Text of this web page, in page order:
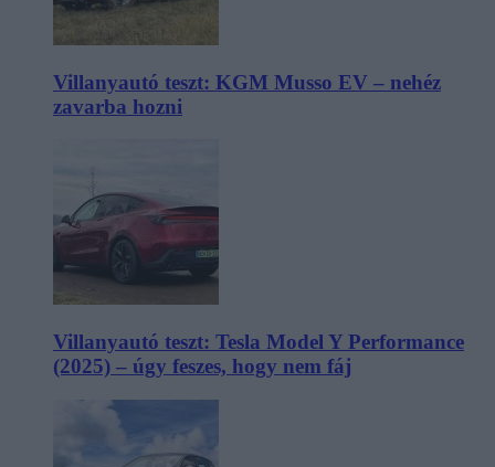
Villanyautó teszt: KGM Musso EV – nehéz
zavarba hozni
Villanyautó teszt: Tesla Model Y Performance
(2025) – úgy feszes, hogy nem fáj